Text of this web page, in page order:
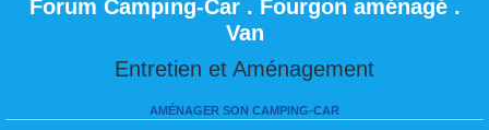
Forum Camping-Car . Fourgon aménagé .
Van
Entretien et Aménagement
AMÉNAGER SON CAMPING-CAR